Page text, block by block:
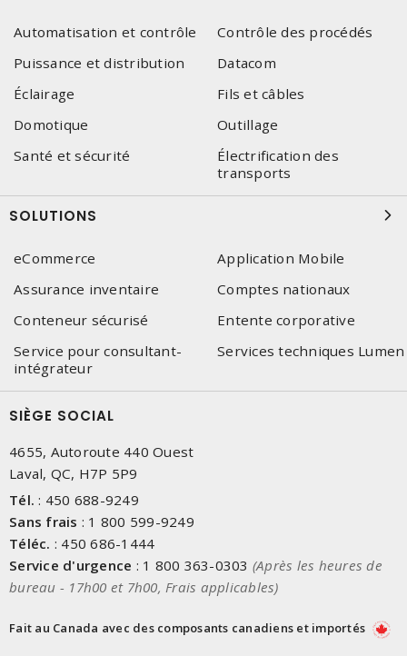
Automatisation et contrôle
Contrôle des procédés
Puissance et distribution
Datacom
Éclairage
Fils et câbles
Domotique
Outillage
Santé et sécurité
Électrification des
transports
SOLUTIONS
eCommerce
Application Mobile
Assurance inventaire
Comptes nationaux
Conteneur sécurisé
Entente corporative
Service pour consultant-
intégrateur
Services techniques Lumen
SIÈGE SOCIAL
4655, Autoroute 440 Ouest
Laval, QC, H7P 5P9
Tél. : 450 688-9249
Sans frais : 1 800 599-9249
Téléc. : 450 686-1444
Service d'urgence : 1 800 363-0303 (Après les heures de
bureau - 17h00 et 7h00, Frais applicables)
Fait au Canada avec des composants canadiens et importés